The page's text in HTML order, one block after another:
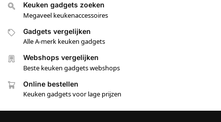
Keuken gadgets zoeken
Megaveel keukenaccessoires
Gadgets vergelijken
Alle A-merk keuken gadgets
Webshops vergelijken
Beste keuken gadgets webshops
Online bestellen
Keuken gadgets voor lage prijzen